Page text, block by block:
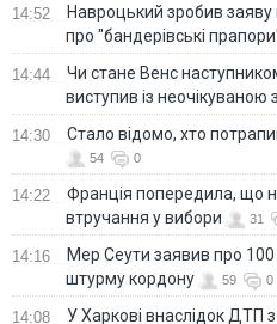
14:52
Навроцький зробив заяву
про "бандерівські
14:44
Чи стане Венс
виступив із неочікуваною
14:30 Стало відомо, хто
54 0
14:22
Франція попередила, що
втручання у вибори
31
14:16
Мер Сеути заявив про 100
штурму кордону
59 0
14:08 У Харкові внаслідок ДТП